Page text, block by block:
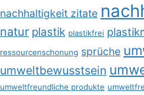
nachhaltigkeit zitate
natur plastik plastikfrei
ressourcenschonung sprüche
umweltbewusstsein
umweltfreundliche produkte